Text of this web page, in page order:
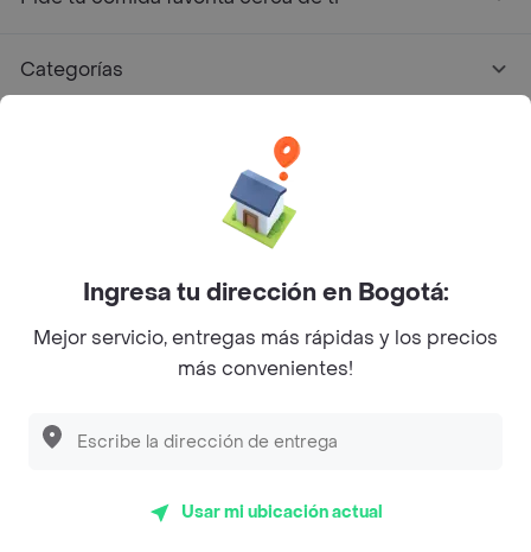
Descubre las PROMOCIONES que tenemos
Categorías
Facebook
Twitter
Instagram
©2026Rappi Inc. All rights reserved.
Ingresa tu dirección en Bogotá:
Mejor servicio, entregas más rápidas y los precios
más convenientes!
Usar mi ubicación actual